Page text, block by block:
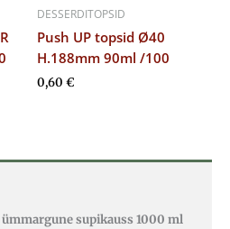
supikauss 1000 ml
DESSERDITOPSID
Push UP topsid Ø40
H.188mm 90ml /100
0,60 €